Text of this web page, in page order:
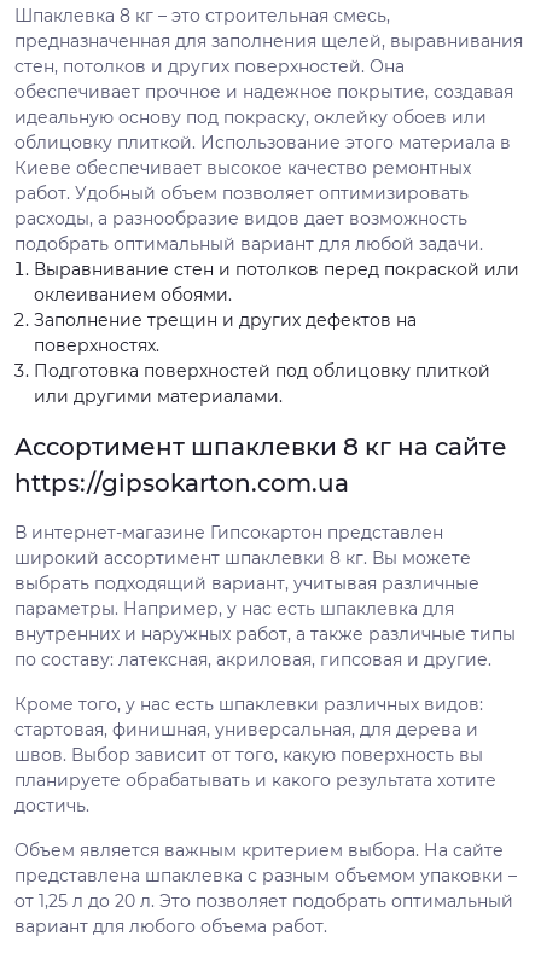
Шпаклевка 8 кг – это строительная смесь,
предназначенная для заполнения щелей, выравнивания
стен, потолков и других поверхностей. Она
обеспечивает прочное и надежное покрытие, создавая
идеальную основу под покраску, оклейку обоев или
облицовку плиткой. Использование этого материала в
Киеве обеспечивает высокое качество ремонтных
работ. Удобный объем позволяет оптимизировать
расходы, а разнообразие видов дает возможность
подобрать оптимальный вариант для любой задачи.
Выравнивание стен и потолков перед покраской или
оклеиванием обоями.
Заполнение трещин и других дефектов на
поверхностях.
Подготовка поверхностей под облицовку плиткой
или другими материалами.
Ассортимент шпаклевки 8 кг на сайте
https://gipsokarton.com.ua
В интернет-магазине Гипсокартон представлен
широкий ассортимент шпаклевки 8 кг. Вы можете
выбрать подходящий вариант, учитывая различные
параметры. Например, у нас есть шпаклевка для
внутренних и наружных работ, а также различные типы
по составу: латексная, акриловая, гипсовая и другие.
Кроме того, у нас есть шпаклевки различных видов:
стартовая, финишная, универсальная, для дерева и
швов. Выбор зависит от того, какую поверхность вы
планируете обрабатывать и какого результата хотите
достичь.
Объем является важным критерием выбора. На сайте
представлена шпаклевка с разным объемом упаковки –
от 1,25 л до 20 л. Это позволяет подобрать оптимальный
вариант для любого объема работ.